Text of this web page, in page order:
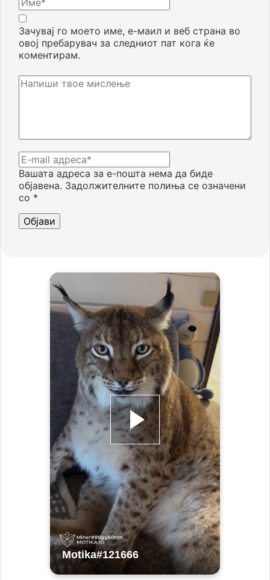
Вашата адреса за е-пошта нема да биде
објавена. Задолжителните полиња се означени
со *
Зачувај го моето име, е-маил и веб страна во
овој пребарувач за следниот пат кога ќе
коментирам.